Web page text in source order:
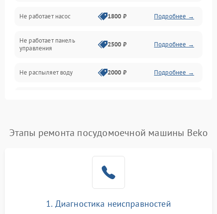
Вода
Гигиена
Программное обеспечение
Не работает насос 1800 ₽ Подробнее →
Не работает панель
управления
2500 ₽ Подробнее →
Не распыляет воду 2000 ₽ Подробнее →
воды
1800 ₽ Подробнее →
Проблемы с
Этапы ремонта посудомоечной машины Beko
1. Диагностика неисправностей